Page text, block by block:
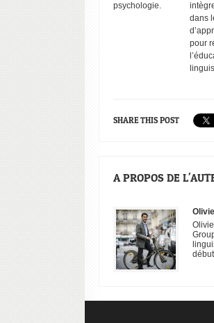
psychologie.
dans
pour
SHARE THIS POST
A PROPOS DE